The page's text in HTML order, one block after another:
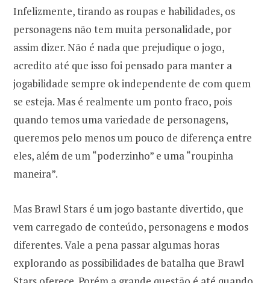
Infelizmente, tirando as roupas e habilidades, os
personagens não tem muita personalidade, por
assim dizer. Não é nada que prejudique o jogo,
acredito até que isso foi pensado para manter a
jogabilidade sempre ok independente de com quem
se esteja. Mas é realmente um ponto fraco, pois
quando temos uma variedade de personagens,
queremos pelo menos um pouco de diferença entre
eles, além de um “poderzinho” e uma “roupinha
maneira”.
Mas Brawl Stars é um jogo bastante divertido, que
vem carregado de conteúdo, personagens e modos
diferentes. Vale a pena passar algumas horas
explorando as possibilidades de batalha que Brawl